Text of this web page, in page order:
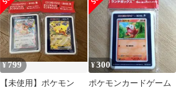
¥799
【未使用】ポケモン
¥300
ポケモンカードゲーム